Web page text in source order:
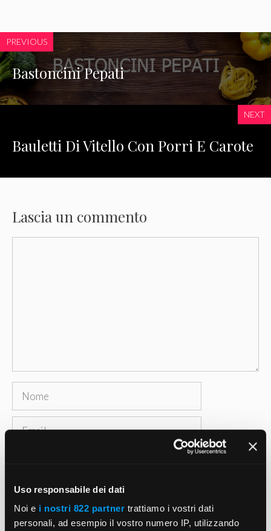
Uso responsabile dei dati
Noi e i nostri 822 partner trattiamo i vostri dati
personali, ad esempio il vostro numero IP, utilizzando
PREVIOUS
Bastoncini Pepati
NEXT
Bauletti Di Vitello Con Porri E Carote
Lascia un commento
Nome
Email
Salva il mio nome, email e sito web in questo
browser per la prossima volta che commento.